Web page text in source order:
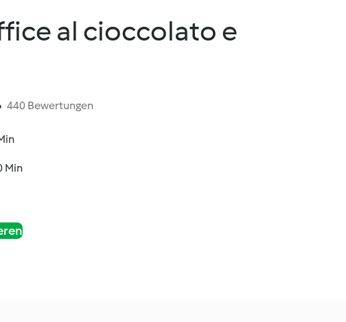
al cioccolato e
440 Bewertungen
Min